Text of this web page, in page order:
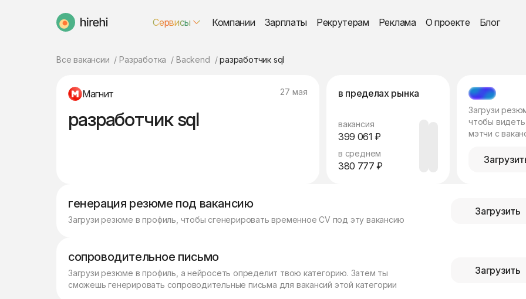
HireHi Сервисы Компании Зарплаты Рекрутерам Реклама О проекте Блог
Все вакансии Разработка Backend разработчик sql
Магнит 27 мая
разработчик sql
в пределах рынка
вакансия
399 061 ₽
в среднем
380 777 ₽
МЭТЧ
Загрузи
чтобы видеть
мэтчи с
генерация резюме под вакансию
Загрузи резюме в профиль, чтобы сгенерировать временное CV под эту вакансию
Загрузить
сопроводительное письмо
Загрузи резюме в профиль, а нейросеть определит твою категорию. Затем ты
сможешь генерировать сопроводительные письма для вакансий этой категории
Загрузить